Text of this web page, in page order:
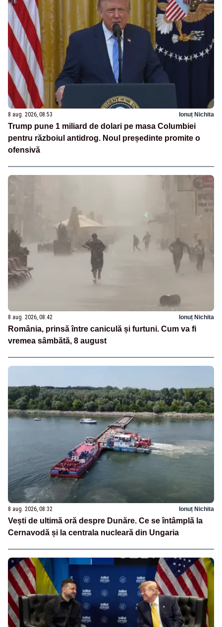
8 aug. 2026, 08:53 Ionuț Nichita
Trump pune 1 miliard de dolari pe masa Columbiei
pentru războiul antidrog. Noul președinte promite o
ofensivă
8 aug. 2026, 08:42 Ionuț Nichita
România, prinsă între caniculă și furtuni. Cum va fi
vremea sâmbătă, 8 august
8 aug. 2026, 08:32 Ionuț Nichita
Vești de ultimă oră despre Dunăre. Ce se întâmplă la
Cernavodă și la centrala nucleară din Ungaria